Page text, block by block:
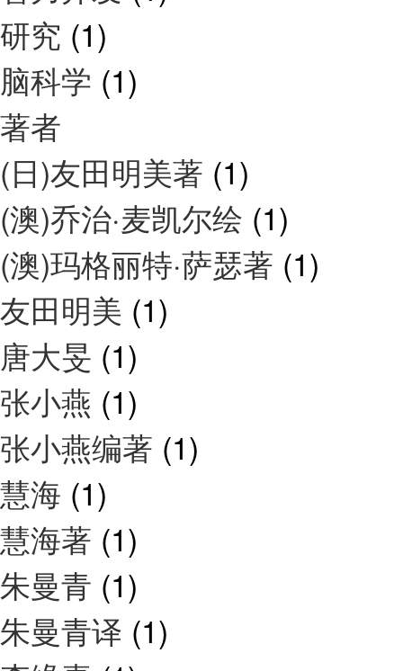
研究 (1)
脑科学 (1)
著者
(日)友田明美著 (1)
(澳)乔治·麦凯尔绘 (1)
(澳)玛格丽特·萨瑟著 (1)
友田明美 (1)
唐大旻 (1)
张小燕 (1)
张小燕编著 (1)
慧海 (1)
慧海著 (1)
朱曼青 (1)
朱曼青译 (1)